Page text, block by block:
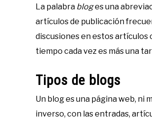
La palabra bloges una
artículos de publicación
discusiones en estos artículos
tiempo cada vez es más una
Tipos de blogs
Un blog es una página web, ni
inverso, con las entradas,